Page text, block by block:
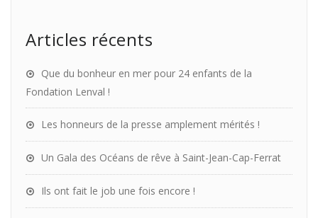
Articles récents
Que du bonheur en mer pour 24 enfants de la
Fondation Lenval !
Les honneurs de la presse amplement mérités !
Un Gala des Océans de rêve à Saint-Jean-Cap-Ferrat
Ils ont fait le job une fois encore !